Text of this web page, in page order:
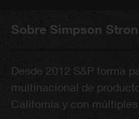
Sobre Simpson
Desde 2012 S&P forma
multinacional de
California y con